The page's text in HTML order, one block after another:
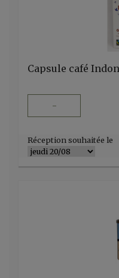
-
Réception souhaitée le